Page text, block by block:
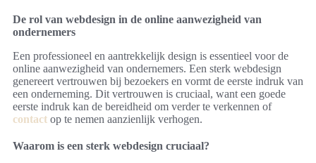
De rol van webdesign in de online aanwezigheid van
ondernemers
Een professioneel en aantrekkelijk design is essentieel voor de
online aanwezigheid van ondernemers. Een sterk webdesign
genereert vertrouwen bij bezoekers en vormt de eerste indruk van
een onderneming. Dit vertrouwen is cruciaal, want een goede
eerste indruk kan de bereidheid om verder te verkennen of
contact op te nemen aanzienlijk verhogen.
Waarom is een sterk webdesign cruciaal?